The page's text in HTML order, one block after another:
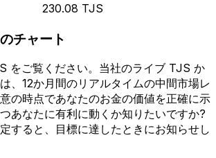
230.08 TJS
チャート
をご覧ください。当社のライブ TJS か
、12か月間のリアルタイムの中間市場レ
の時点であなたのお金の価値を正確に示
あなたに有利に動くか知りたいですか?
すると、目標に達したときにお知らせし